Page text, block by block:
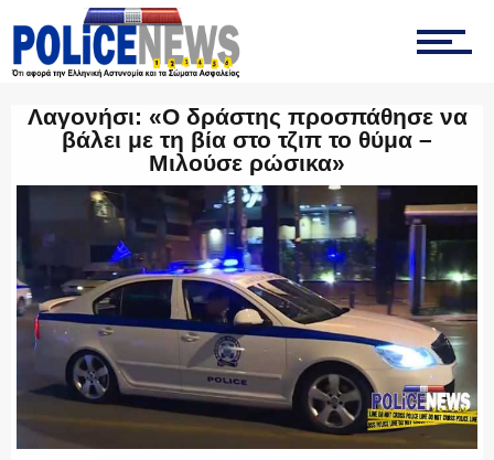
ΟΠΚΕ
ΕΚΑΜ
ΥΑΤ/ΥΜΕΤ
Λαγονήσι: «Ο δράστης προσπάθησε να
βάλει με τη βία στο τζιπ το θύμα –
Μιλούσε ρώσικα»